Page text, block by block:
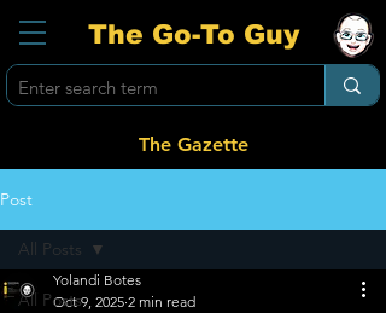
The Go-To Guy
The Gazette
Post
All Posts
All Posts
Yolandi Botes
Oct 9, 2025 2 min read